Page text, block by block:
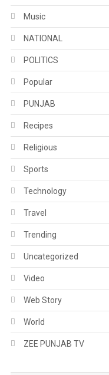
Music
NATIONAL
POLITICS
Popular
PUNJAB
Recipes
Religious
Sports
Technology
Travel
Trending
Uncategorized
Video
Web Story
World
ZEE PUNJAB TV